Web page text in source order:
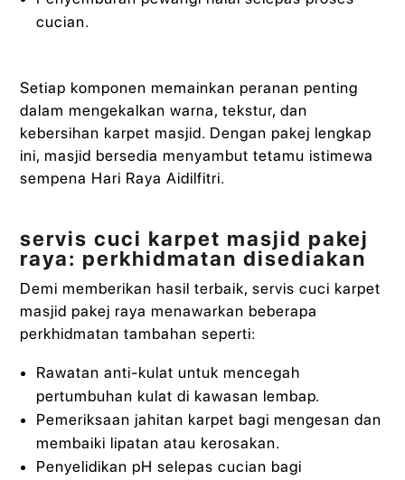
cucian.
Setiap komponen memainkan peranan penting
dalam mengekalkan warna, tekstur, dan
kebersihan karpet masjid. Dengan pakej lengkap
ini, masjid bersedia menyambut tetamu istimewa
sempena Hari Raya Aidilfitri.
servis cuci karpet masjid pakej
raya: perkhidmatan disediakan
Demi memberikan hasil terbaik, servis cuci karpet
masjid pakej raya menawarkan beberapa
perkhidmatan tambahan seperti:
Rawatan anti-kulat untuk mencegah
pertumbuhan kulat di kawasan lembap.
Pemeriksaan jahitan karpet bagi mengesan dan
membaiki lipatan atau kerosakan.
Penyelidikan pH selepas cucian bagi